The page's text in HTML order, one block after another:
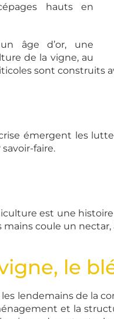
hauts en
âge d’or, une
de la vigne, au
sont construits
émergent les
faire.
est une
mains coule un
le
lendemains de la
et la